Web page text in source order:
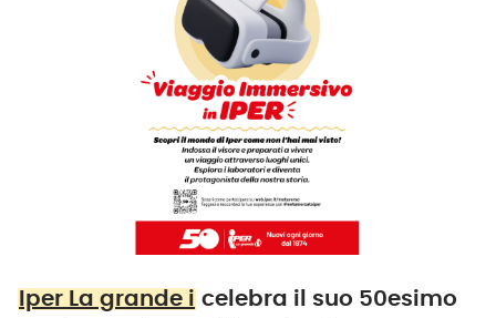
Iper La grande i celebra il suo 50esimo